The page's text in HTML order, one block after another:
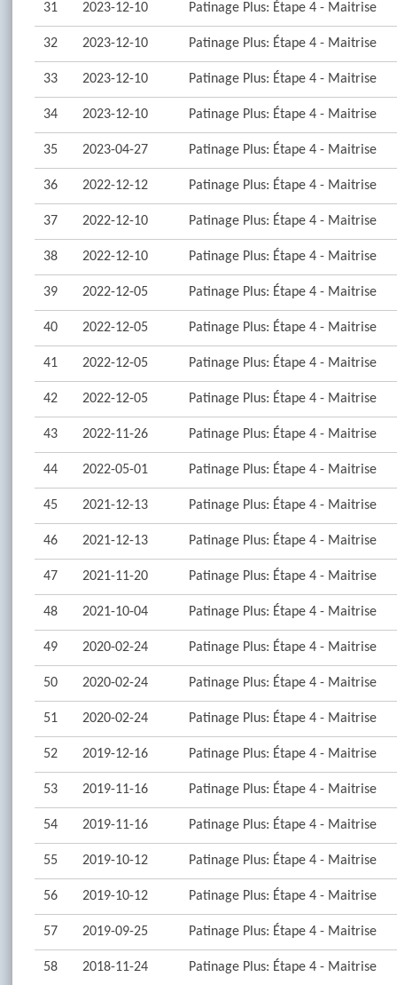
31 2023-12-10 Patinage Plus: Étape 4 - Maitrise
32 2023-12-10 Patinage Plus: Étape 4 - Maitrise
33 2023-12-10 Patinage Plus: Étape 4 - Maitrise
34 2023-12-10 Patinage Plus: Étape 4 - Maitrise
35 2023-04-27 Patinage Plus: Étape 4 - Maitrise
36 2022-12-12 Patinage Plus: Étape 4 - Maitrise
37 2022-12-10 Patinage Plus: Étape 4 - Maitrise
38 2022-12-10 Patinage Plus: Étape 4 - Maitrise
39 2022-12-05 Patinage Plus: Étape 4 - Maitrise
40 2022-12-05 Patinage Plus: Étape 4 - Maitrise
41 2022-12-05 Patinage Plus: Étape 4 - Maitrise
42 2022-12-05 Patinage Plus: Étape 4 - Maitrise
43 2022-11-26 Patinage Plus: Étape 4 - Maitrise
44 2022-05-01 Patinage Plus: Étape 4 - Maitrise
45 2021-12-13 Patinage Plus: Étape 4 - Maitrise
46 2021-12-13 Patinage Plus: Étape 4 - Maitrise
47 2021-11-20 Patinage Plus: Étape 4 - Maitrise
48 2021-10-04 Patinage Plus: Étape 4 - Maitrise
49 2020-02-24 Patinage Plus: Étape 4 - Maitrise
50 2020-02-24 Patinage Plus: Étape 4 - Maitrise
51 2020-02-24 Patinage Plus: Étape 4 - Maitrise
52 2019-12-16 Patinage Plus: Étape 4 - Maitrise
53 2019-11-16 Patinage Plus: Étape 4 - Maitrise
54 2019-11-16 Patinage Plus: Étape 4 - Maitrise
55 2019-10-12 Patinage Plus: Étape 4 - Maitrise
56 2019-10-12 Patinage Plus: Étape 4 - Maitrise
57 2019-09-25 Patinage Plus: Étape 4 - Maitrise
58 2018-11-24 Patinage Plus: Étape 4 - Maitrise